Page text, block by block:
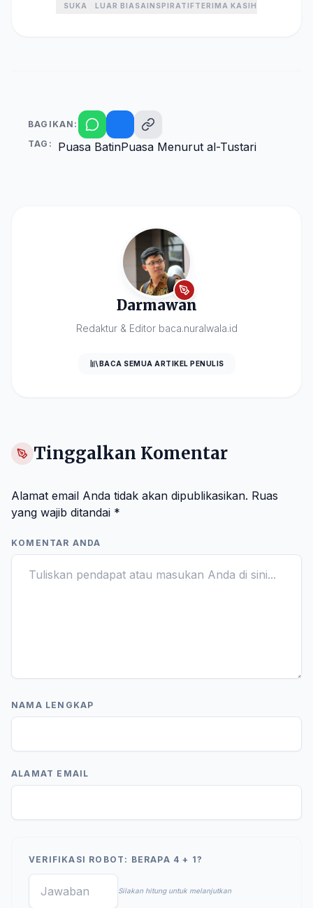
SUKA LUAR BIASAINSPIRATIFTERIMA KASIH
BAGIKAN:
TAG:
Puasa BatinPuasa Menurut al-Tustari
Darmawan
Redaktur & Editor baca.nuralwala.id
BACA SEMUA ARTIKEL PENULIS
Tinggalkan Komentar
Alamat email Anda tidak akan dipublikasikan. Ruas
yang wajib ditandai *
KOMENTAR ANDA
NAMA LENGKAP
ALAMAT EMAIL
VERIFIKASI ROBOT: BERAPA 4 + 1?
Silakan hitung untuk melanjutkan